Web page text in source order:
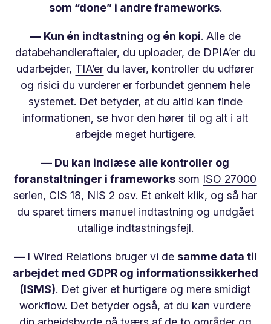
som “done” i andre frameworks.
— Kun én indtastning og én kopi. Alle de
databehandleraftaler, du uploader, de DPIA’erdu
udarbejder, TIA’er du laver, kontroller du udfører
og risici du vurderer er forbundet gennem hele
systemet. Det betyder, at du altid kan finde
informationen, se hvor den hører til og alt i alt
arbejde meget hurtigere.
— Du kan indlæse alle kontroller og
foranstaltninger i frameworks som ISO 27000
serien, CIS 18, NIS 2 osv. Et enkelt klik, og så har
du sparet timers manuel indtastning og undgået
utallige indtastningsfejl.
— I Wired Relations bruger vi de samme data til
arbejdet med GDPR og informationssikkerhed
(ISMS). Det giver et hurtigere og mere smidigt
workflow. Det betyder også, at du kan vurdere